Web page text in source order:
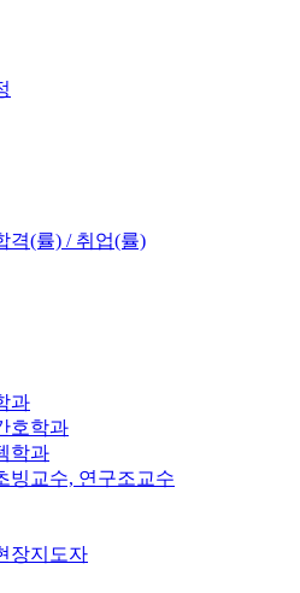
격(률) / 취업(률)
과
호학과
학과
빙교수, 연구조교수
장지도자